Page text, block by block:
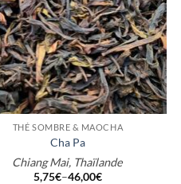
THÉ SOMBRE & MAOCHA
Cha Pa
Chiang Mai, Thaïlande
5,75€–46,00€